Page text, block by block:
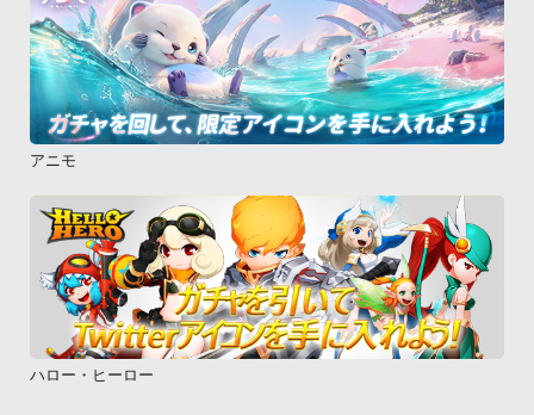
アニモ
ハロー・ヒーロー